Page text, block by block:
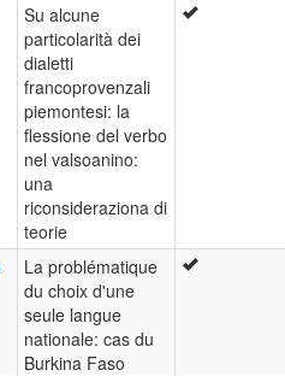
Su alcune
particolarità dei
dialetti
francoprovenzali
piemontesi: la
flessione del verbo
nel valsoanino:
una
riconsideraziona di
teorie
La problématique
du choix d'une
seule langue
nationale: cas du
Burkina Faso